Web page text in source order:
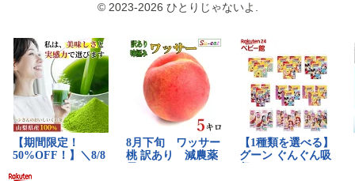
© 2023-2026 ひとりじゃないよ.